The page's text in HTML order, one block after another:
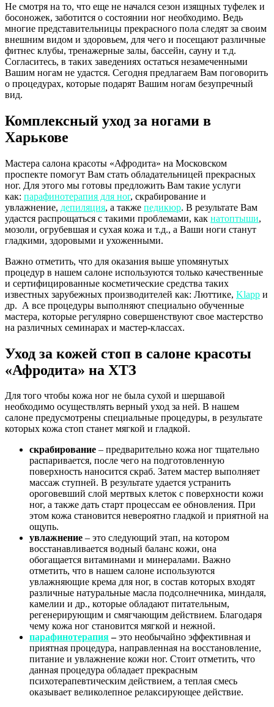
Не смотря на то, что еще не начался сезон изящных туфелек и
босоножек, заботится о состоянии ног необходимо. Ведь
многие представительницы прекрасного пола следят за своим
внешним видом и здоровьем, для чего и посещают различные
фитнес клубы, тренажерные залы, бассейн, сауну и т.д.
Согласитесь, в таких заведениях остаться незамеченными
Вашим ногам не удастся. Сегодня предлагаем Вам поговорить
о процедурах, которые подарят Вашим ногам безупречный
вид.
Комплексный уход за ногами в
Харькове
Мастера салона красоты «Афродита» на Московском
проспекте помогут Вам стать обладательницей прекрасных
ног. Для этого мы готовы предложить Вам такие услуги
как: парафинотерапия для ног, скрабирование и
увлажнение, депиляция, а также педикюр. В результате Вам
удастся распрощаться с такими проблемами, как натоптыши,
мозоли, огрубевшая и сухая кожа и т.д., а Ваши ноги станут
гладкими, здоровыми и ухоженными.
Важно отметить, что для оказания выше упомянутых
процедур в нашем салоне используются только качественные
и сертифицированные косметические средства таких
известных зарубежных производителей как: Люттике, Klapp и
др. А все процедуры выполняют специально обученные
мастера, которые регулярно совершенствуют свое мастерство
на различных семинарах и мастер-классах.
Уход за кожей стоп в салоне красоты
«Афродита» на ХТЗ
Для того чтобы кожа ног не была сухой и шершавой
необходимо осуществлять верный уход за ней. В нашем
салоне предусмотрены специальные процедуры, в результате
которых кожа стоп станет мягкой и гладкой.
скрабирование – предварительно кожа ног тщательно
распаривается, после чего на подготовленную
поверхность наносится скраб. Затем мастер выполняет
массаж ступней. В результате удается устранить
ороговевший слой мертвых клеток с поверхности кожи
ног, а также дать старт процессам ее обновления. При
этом кожа становится невероятно гладкой и приятной на
ощупь.
увлажнение – это следующий этап, на котором
восстанавливается водный баланс кожи, она
обогащается витаминами и минералами. Важно
отметить, что в нашем салоне используются
увлажняющие крема для ног, в состав которых входят
различные натуральные масла подсолнечника, миндаля,
камелии и др., которые обладают питательным,
регенерирующим и смягчающим действием. Благодаря
чему кожа ног становится мягкой и нежной.
парафинотерапия–это необычайно эффективная и
приятная процедура, направленная на восстановление,
питание и увлажнение кожи ног. Стоит отметить, что
данная процедура обладает прекрасным
психотерапевтическим действием, а теплая смесь
оказывает великолепное релаксирующее действие.